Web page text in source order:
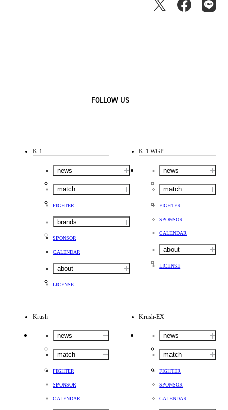
FOLLOW US
K-1
news
match
FIGHTER
brands
SPONSOR
CALENDAR
about
LICENSE
K-1 WGP
news
match
FIGHTER
SPONSOR
CALENDAR
about
LICENSE
Krush
news
match
FIGHTER
SPONSOR
CALENDAR
Krush-EX
news
match
FIGHTER
SPONSOR
CALENDAR